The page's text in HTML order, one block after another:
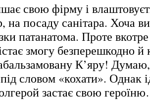
свою фірму і
на посаду санітара. Хоча
патанатома. Проте
змогу безперешкодно й
К’яру!
словом «кохати». Однак
застає свою